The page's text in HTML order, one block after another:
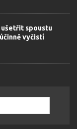
ušetřit spoustu
vyčistí